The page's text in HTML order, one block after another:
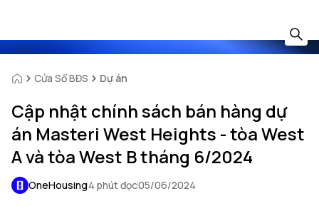
Cửa Sổ BĐS Dự án
Cập nhật chính sách bán hàng dự
án Masteri West Heights - tòa West
A và tòa West B tháng 6/2024
OneHousing4 phút đọc05/06/2024